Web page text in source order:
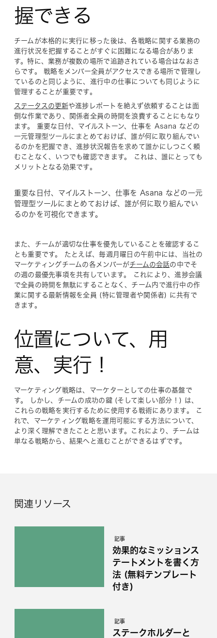
握できる
チームが本格的に実行に移った後は、各戦略に関する業務の
進行状況を把握することがすぐに困難になる場合がありま
す。特に、業務が複数の場所で追跡されている場合はなおさ
らです。 戦略をメンバー全員がアクセスできる場所で管理し
ているのと同じように、進行中の仕事についても同じように
管理することが重要です。
ステータスの更新や進捗レポートを絶えず依頼することは面
倒な作業であり、関係者全員の時間を浪費することにもなり
ます。 重要な日付、マイルストーン、仕事を Asana などの
一元管理型ツールにまとめておけば、誰が何に取り組んでい
るのかを把握でき、進捗状況報告を求めて誰かにしつこく頼
むことなく、いつでも確認できます。 これは、誰にとっても
メリットとなる効果です。
重要な日付、マイルストーン、仕事を Asana などの一元
管理型ツールにまとめておけば、誰が何に取り組んでい
るのかを可視化できます。
また、チームが適切な仕事を優先していることを確認するこ
とも重要です。 たとえば、毎週月曜日の午前中には、当社の
マーケティングチームの各メンバーがチームの会話の中でそ
の週の最優先事項を共有しています。 これにより、進捗会議
で全員の時間を無駄にすることなく、チーム内で進行中の作
業に関する最新情報を全員 (特に管理者や関係者) に共有で
きます。
位置について、用
意、実行！
マーケティング戦略は、マーケターとしての仕事の基盤で
す。 しかし、チームの成功の鍵 (そして楽しい部分！) は、
これらの戦略を実行するために使用する戦術にあります。 こ
れで、マーケティング戦略を運用可能にする方法について、
より深く理解できたことと思います。これにより、チームは
単なる戦略から、結果へと進むことができるはずです。
関連リソース
記事
効果的なミッションス
テートメントを書く方
法 (無料テンプレート
付き)
記事
ステークホルダーと